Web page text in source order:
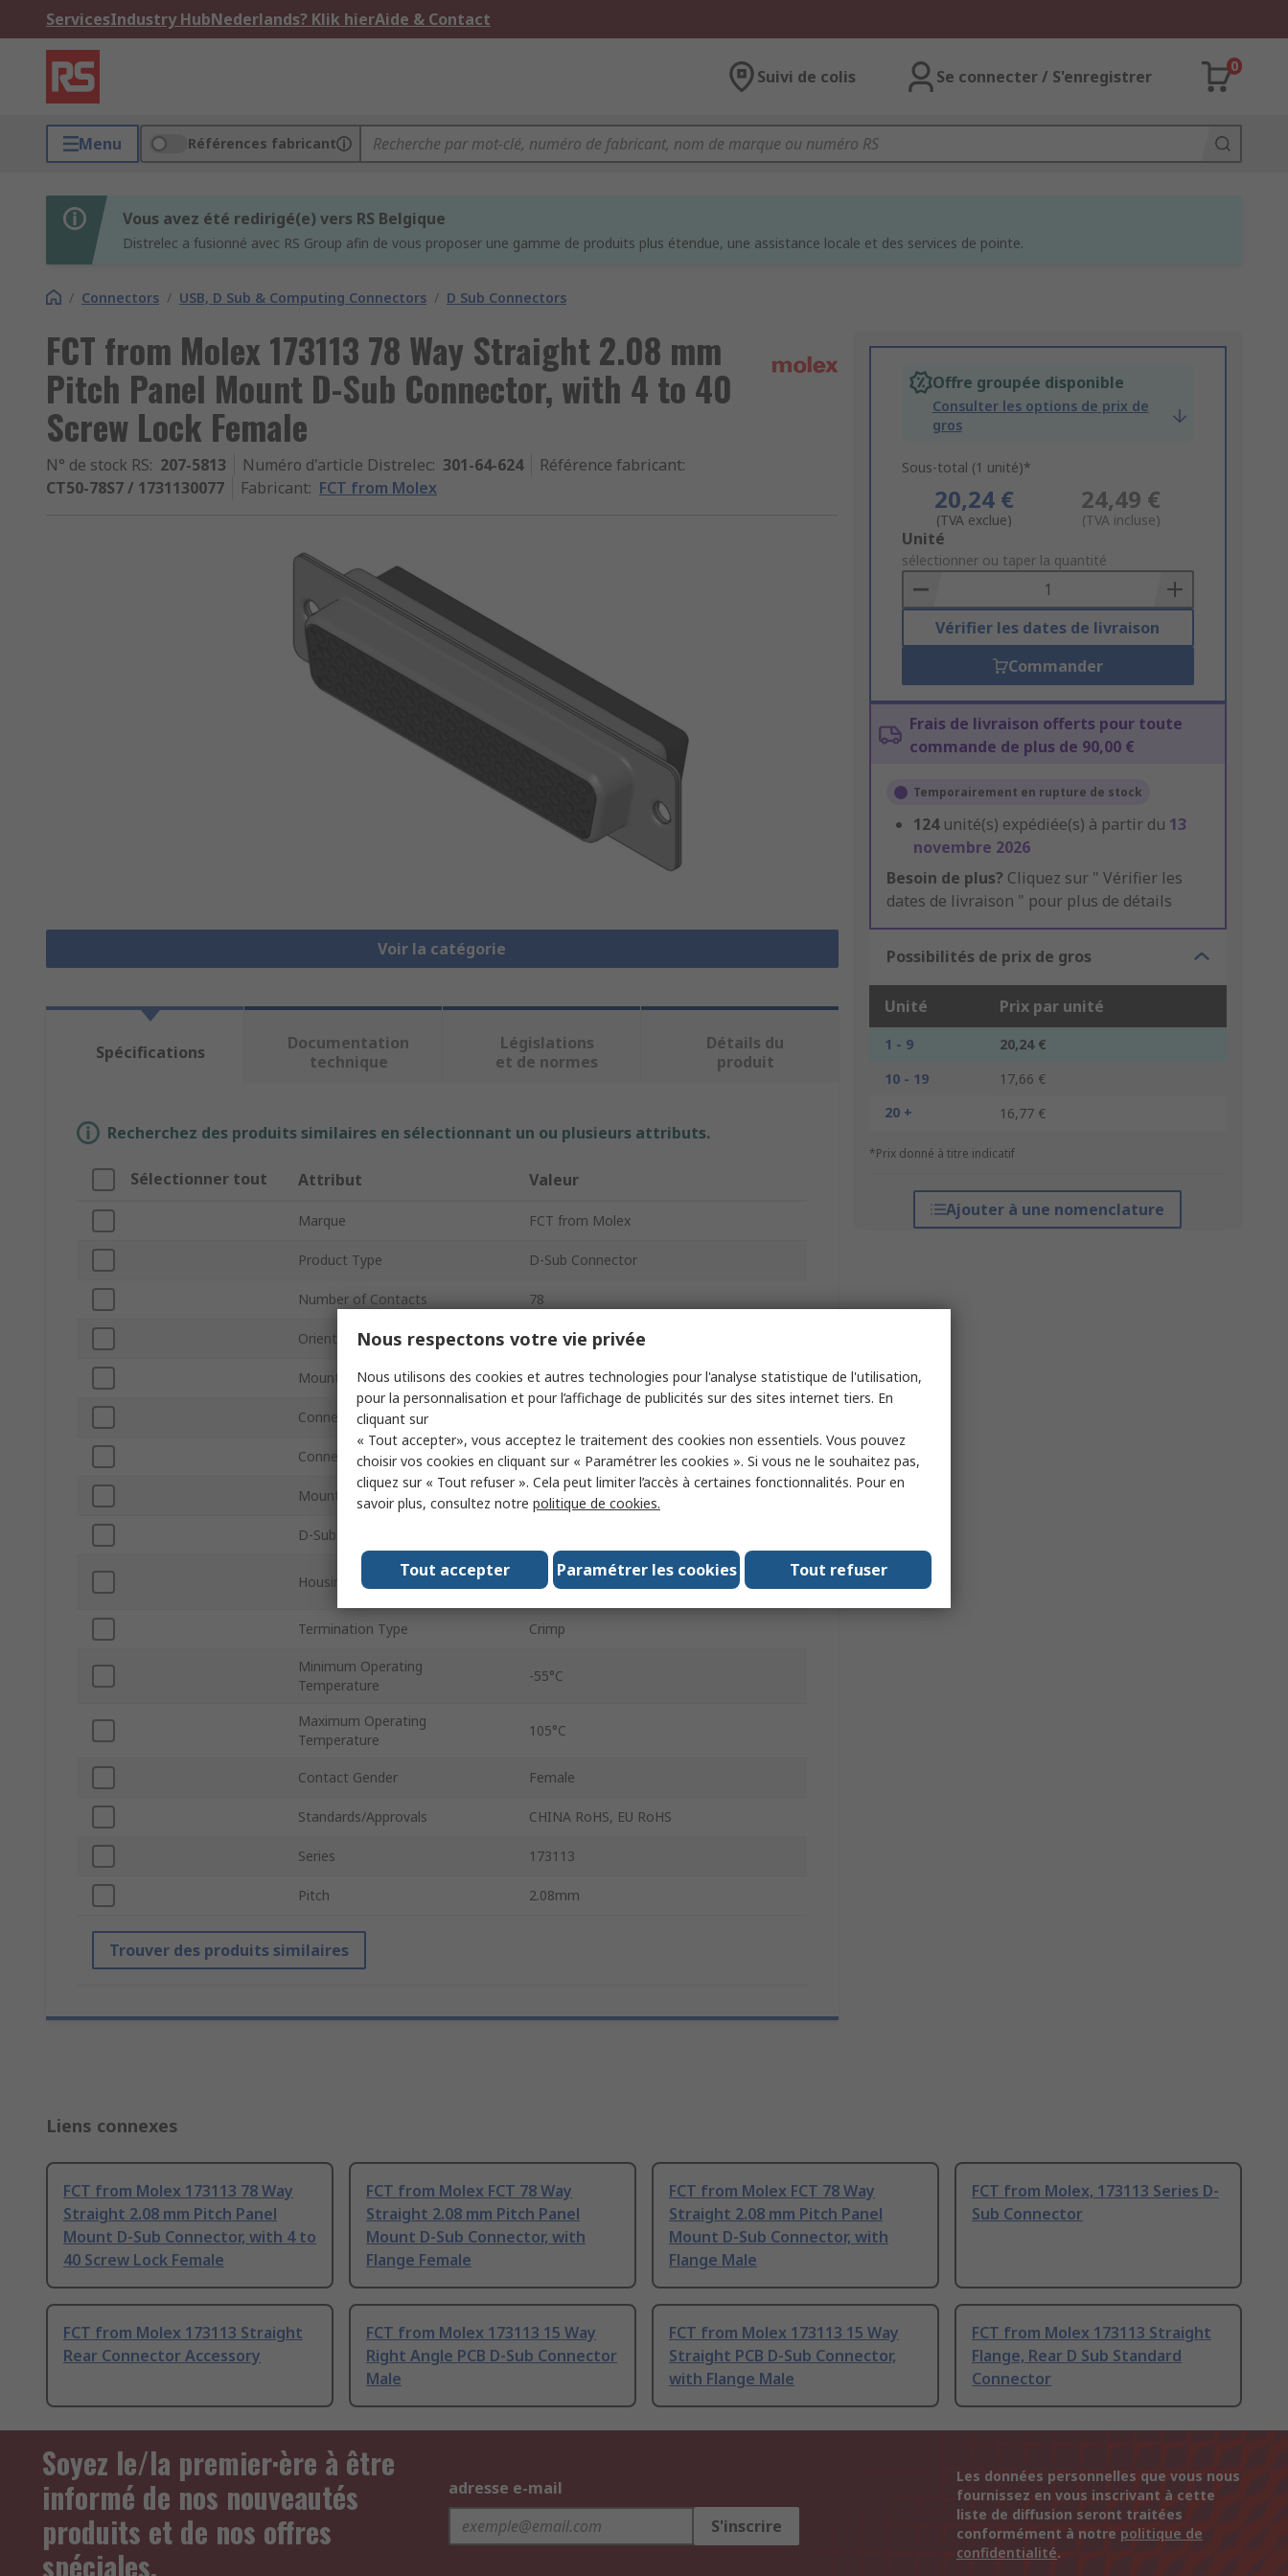
ServicesIndustry HubNederlands? Klik hierAide & Contact
Suivi de colis Se connecter / S'enregistrer
0
Menu Références fabricant
Vous avez été redirigé(e) vers RS Belgique
Distrelec a fusionné avec RS Group afin de vous proposer une gamme de produits plus étendue, une assistance locale et des services de pointe.
/ Connectors / USB, D Sub & Computing Connectors / D Sub Connectors
FCT from Molex 173113 78 Way Straight 2.08 mm
Pitch Panel Mount D-Sub Connector, with 4 to 40
Screw Lock Female
N° de stock RS: 207-5813 Numéro d'article Distrelec: 301-64-624 Référence fabricant:
CT50-78S7 / 1731130077
Fabricant: FCT from Molex
Voir la catégorie
Offre groupée disponible
Consulter les options de prix de
gros
Sous-total (1 unité)*
20,24 €
(TVA exclue)
24,49 €
(TVA incluse)
Add
to
Basket
Unité
sélectionner ou taper la quantité
Vérifier les dates de livraison
Commander
Frais de livraison offerts pour toute
commande de plus de 90,00 €
Temporairement en rupture de stock
124 unité(s) expédiée(s) à partir du 13
novembre 2026
Besoin de plus? Cliquez sur " Vérifier les
dates de livraison " pour plus de détails
Possibilités de prix de gros
Unité Prix par unité
1 - 9
20,24 €
10 - 19
17,66 €
20 +
16,77 €
*Prix donné à titre indicatif
Ajouter à une nomenclature
Spécifications
Documentation
technique
Législations
et de normes
Détails du
produit
Recherchez des produits similaires en sélectionnant un ou plusieurs attributs.
Sélectionner tout Attribut Valeur
Marque FCT from Molex
Product Type D-Sub Connector
Number of Contacts 78
Orientation Straight
Mount Type Panel Mount
Connector Gender
Connector Type D D-Sub
Mounting Hardware 4 to 40 Screw Lock
D-Sub Shell Size
Housing Material
Steel, Polybutylene Terephthalate
Fibreglass
Termination Type Crimp
Minimum Operating
Temperature
-55°C
Maximum Operating
Temperature
105°C
Contact Gender Female
Standards/Approvals CHINA RoHS, EU RoHS
Series 173113
Pitch 2.08mm
Trouver des produits similaires
Liens connexes
FCT from Molex 173113 78 Way
Straight 2.08 mm Pitch Panel
Mount D-Sub Connector, with 4 to
40 Screw Lock Female
FCT from Molex FCT 78 Way
Straight 2.08 mm Pitch Panel
Mount D-Sub Connector, with
Flange Female
FCT from Molex FCT 78 Way
Straight 2.08 mm Pitch Panel
Mount D-Sub Connector, with
Flange Male
FCT from Molex, 173113 Series D-
Sub Connector
FCT from Molex 173113 Straight
Rear Connector Accessory
FCT from Molex 173113 15 Way
Right Angle PCB D-Sub Connector
Male
FCT from Molex 173113 15 Way
Straight PCB D-Sub Connector,
with Flange Male
FCT from Molex 173113 Straight
Flange, Rear D Sub Standard
Connector
Soyez le/la premier·ère à être
informé de nos nouveautés
produits et de nos offres
spéciales.
adresse e-mail
S'inscrire
Les données personnelles que vous nous
fournissez en vous inscrivant à cette
liste de diffusion seront traitées
conformément à notre politique de
confidentialité.
Nous respectons votre vie privée
Nous utilisons des cookies et autres technologies pour l'analyse statistique de l'utilisation,
pour la personnalisation et pour l’affichage de publicités sur des sites internet tiers. En
cliquant sur
« Tout accepter», vous acceptez le traitement des cookies non essentiels. Vous pouvez
choisir vos cookies en cliquant sur « Paramétrer les cookies ». Si vous ne le souhaitez pas,
cliquez sur « Tout refuser ». Cela peut limiter l’accès à certaines fonctionnalités. Pour en
savoir plus, consultez notre politique de cookies.
Tout accepter Paramétrer les cookies Tout refuser